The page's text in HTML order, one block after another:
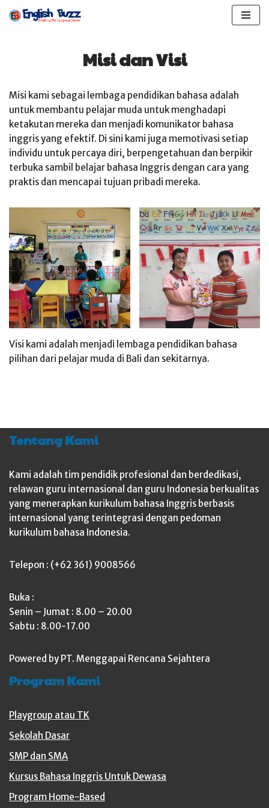
Misi dan Visi
Misi kami sebagai lembaga pendidikan bahasa adalah
untuk membantu pelajar muda untuk menghadapi
ketakutan mereka dan menjadi komunikator bahasa
inggris yang efektif. Di sini kami juga memotivasi setiap
individu untuk percaya diri, berpengetahuan dan berpikir
terbuka sambil belajar bahasa Inggris dengan cara yang
praktis dan mencapai tujuan pribadi mereka.
Visi kami adalah menjadi lembaga pendidikan bahasa
pilihan dari pelajar muda di Bali dan sekitarnya.
Tentang Kami
Kami adalah tim pendidik profesional dan berdedikasi,
relawan guru internasional dan guru Indonesia berkualitas
yang menerapkan kurikulum bahasa Inggris berbasis
internasional yang terintegrasi dengan pedoman
kurikulum bahasa Indonesia.
Telepon : (+62 361) 9008566
Buka :
Senin – Jumat : 8.00 – 20.00
Sabtu : 8.00-17.00
Powered by PT. Menggapai Rencana Sejahtera
Program Kami
Playgroup atau TK
Sekolah Dasar
SMP dan SMA
Kursus Bahasa Inggris Untuk Dewasa
Program Home-Based